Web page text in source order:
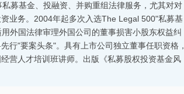
募基金、投融资、并购重组法律服务，尤其对对
业务。2004年起多次入选The Legal 500"私募基
外国法律审理外国公司的董事损害小股东权益纠
行"要案头条"。具有上市公司独立董事任职资格，
营人才培训班讲师。出版《私募股权投资基金风